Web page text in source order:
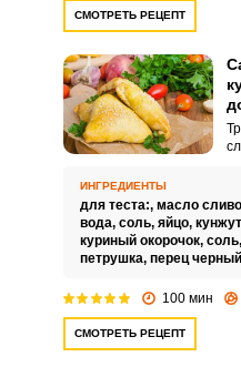
СМОТРЕТЬ РЕЦЕПТ
в
ИНГРЕДИЕНТЫ
для теста:, масло
вода, соль, яйцо,
куриный окорочок, соль,
петрушка, перец
100 мин
СМОТРЕТЬ РЕЦЕПТ